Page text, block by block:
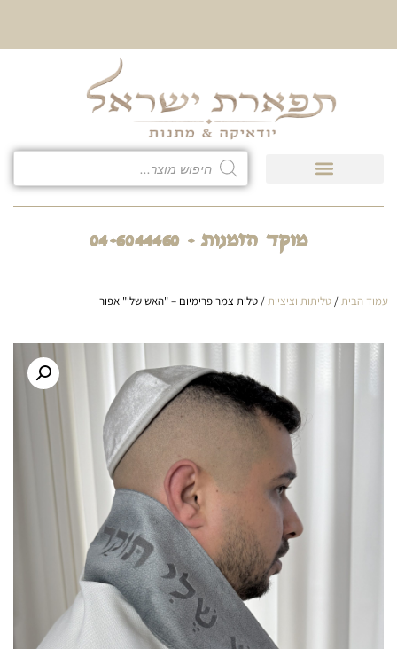
מוקד הזמנות - 04-6044460
עמוד הבית/ טליתות וציציות/ טלית צמר פרימיום – "האש שלי" אפור